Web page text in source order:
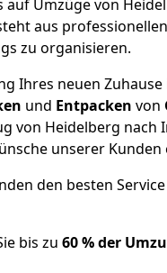
auf Umzüge von
aus
zu organisieren.
Ihres neuen
und Entpacken von
von Heidelberg
unserer Kunden
den besten
bis zu 60 % der